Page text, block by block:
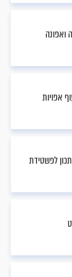
ואפונה
אפויות
לפשטידת